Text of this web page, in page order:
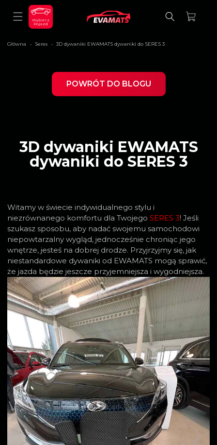
TREŚCI
Wybierz
Pojazd
Koszyk
Główna > Seres > 3D dywaniki EWAMATS dywaniki do SERES 3
POWRÓT DO BLOGU
3D dywaniki EWAMATS
dywaniki do SERES 3
Witamy w świecie indywidualnego stylu i
niezrównanego komfortu dla Twojego SERES 3! Jeśli
szukasz sposobu, aby nadać swojemu samochodowi
niepowtarzalny wygląd, jednocześnie chroniąc jego
wnętrze, jesteś na dobrej drodze. Przyjrzyjmy się, jak
niestandardowe dywaniki od EWAMATS mogą sprawić,
że jazda będzie jeszcze przyjemniejsza i wygodniejsza.